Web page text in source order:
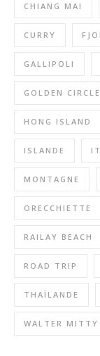
CHIANG MAI
CURRY
GALLIPOLI
GOLDEN CIRCLE
HONG ISLAND
ISLANDE
MONTAGNE
ORECCHIETTE
RAILAY BEACH
ROAD TRIP
THAÏLANDE
WALTER MITTY